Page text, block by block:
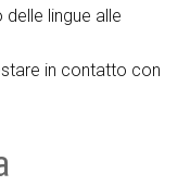
lingue alle
in contatto con